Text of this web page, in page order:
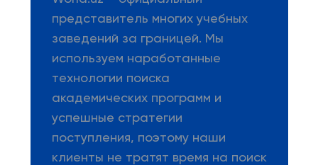
представитель многих учебных
заведений за границей. Мы
используем наработанные
технологии поиска
академических программ и
успешные стратегии
поступления, поэтому наши
клиенты не тратят время на поиск